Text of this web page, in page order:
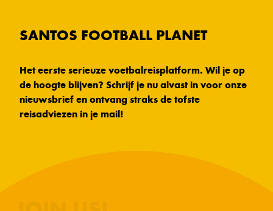
SANTOS FOOTBALL PLANET
Het eerste serieuze voetbalreisplatform. Wil je op
de hoogte blijven? Schrijf je nu alvast in voor onze
nieuwsbrief en ontvang straks de tofste
reisadviezen in je mail!